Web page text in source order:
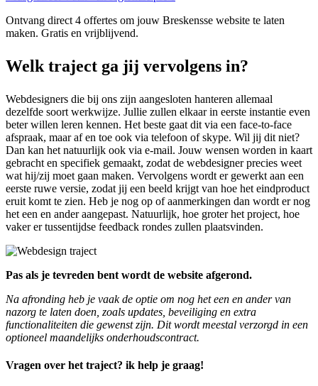
Ontvang direct 4 offertes om jouw Breskensse website te laten
maken. Gratis en vrijblijvend.
Welk traject ga jij vervolgens in?
Webdesigners die bij ons zijn aangesloten hanteren allemaal
dezelfde soort werkwijze. Jullie zullen elkaar in eerste instantie even
beter willen leren kennen. Het beste gaat dit via een face-to-face
afspraak, maar af en toe ook via telefoon of skype. Wil jij dit niet?
Dan kan het natuurlijk ook via e-mail. Jouw wensen worden in kaart
gebracht en specifiek gemaakt, zodat de webdesigner precies weet
wat hij/zij moet gaan maken. Vervolgens wordt er gewerkt aan een
eerste ruwe versie, zodat jij een beeld krijgt van hoe het eindproduct
eruit komt te zien. Heb je nog op of aanmerkingen dan wordt er nog
het een en ander aangepast. Natuurlijk, hoe groter het project, hoe
vaker er tussentijdse feedback rondes zullen plaatsvinden.
Pas als je tevreden bent wordt de website afgerond.
Na afronding heb je vaak de optie om nog het een en ander van
nazorg te laten doen, zoals updates, beveiliging en extra
functionaliteiten die gewenst zijn. Dit wordt meestal verzorgd in een
optioneel maandelijks onderhoudscontract.
Vragen over het traject? ik help je graag!